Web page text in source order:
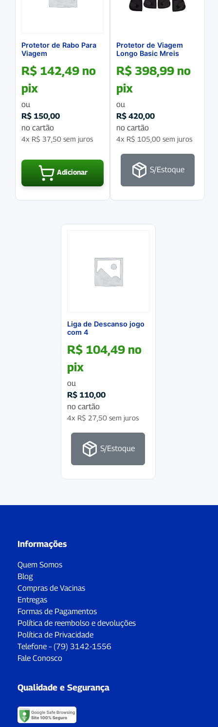
Protetor de Rabo Para
Viagem
R$ 142,49 no
pix
ou
R$ 150,00
no cartão
4x R$ 37,50 sem juros
Adicionar
Protetor de Viagem
Longo Basic Mreis
R$ 398,99 no
pix
ou
R$ 420,00
no cartão
4x R$ 105,00 sem juros
S/Estoque
Liga de Descanso jogo
com 4
R$104,49 no
pix
ou
R$110,00
no cartão
4x R$ 27,50sem juros
S/Estoque
Informações
Quem Somos
Blog
Compras de Vacinas
Entregas
Formas de Pagamentos
Política de reembolso e devoluções
Política de Privacidade
Telefone – (79) 3142-1556
Fale Conosco
Qualidade e Segurança